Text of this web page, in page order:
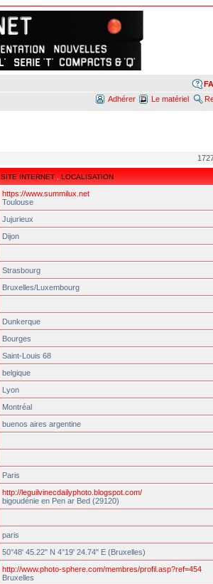
Le matériel
Adhérer
SITE INTERNET LOCALISATION
https://www.summilux.net
Toulouse
Jujurieux
Dijon
Strasbourg
Bruxelles/Luxembourg
Dunkerque
Bourges
Saint-Louis 68
belgique
Lyon
Montréal
buenos aires argentine
Paris
http://leguilvinecdailyphoto.blogspot.com/
bigoudénie en Pen ar Bed (29120)
paris
50°48' 45.22" N 4°19' 24.74" E (Bruxelles)
http://www.photo-sphere.com/membres/profil.asp?ref=454
Bruxelles